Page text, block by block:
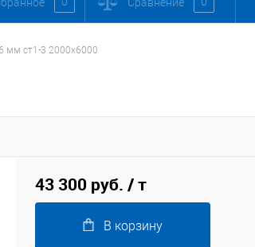
мм ст1-3 2000х6000
43 300 руб. / т
В корзину